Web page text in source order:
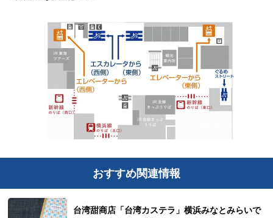
おすすめ関連情報
台湾甜商店「台湾カステラ」横浜みなとみらいで